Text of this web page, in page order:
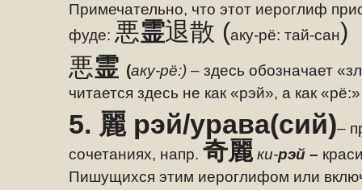
Примечательно, что этот иероглиф
фуде: 悪霊退散 (аку-рё: тай-сан)
悪霊 (аку-рё:) – здесь обозначает
читается здесь не как «рэй», а как «рё:»
5. 麗рэй/урава(сий)–
сочетаниях, напр. 奇麗 ки-рэй –
Пишущихся этим иероглифом или